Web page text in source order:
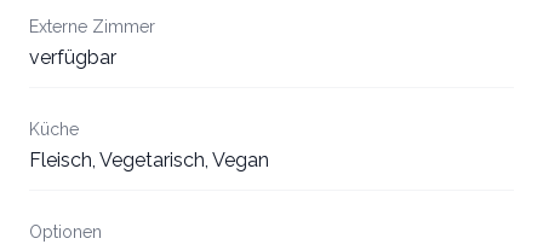
Externe Zimmer
verfügbar
Küche
Fleisch, Vegetarisch, Vegan
Optionen